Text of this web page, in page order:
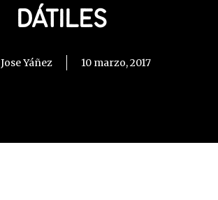
DÁTILES
Jose Yáñez 10 marzo, 2017